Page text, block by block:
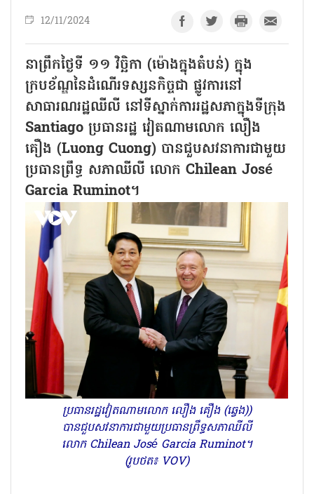
12/11/2024
នាព្រឹកថ្ងៃទី ១១ វិច្ឆិកា (ម៉ោងក្នុងតំបន់) ក្នុង
ក្របខ័ណ្ឌនៃដំណើរទស្សនកិច្ចជា ផ្លូវការនៅ
សាធារណរដ្ឋឈីលី នៅទីស្នាក់ការរដ្ឋសភាក្នុងទីក្រុង
Santiago ប្រធានរដ្ឋ វៀតណាមលោក លឿង
គឿង (Luong Cuong) បានជួបសវនាការជាមួយ
ប្រធានព្រឹទ្ធ សភាឈីលី លោក Chilean José
Garcia Ruminot។
ប្រធានរដ្ឋវៀតណាមលោក លឿង គឿង (ឆ្វេង))
បានជួបសវនាការជាមួយប្រធានព្រឹទ្ធសភាឈីលី
លោក Chilean José Garcia Ruminot។
(រូបថត៖ VOV)